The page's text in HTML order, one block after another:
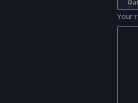
Your